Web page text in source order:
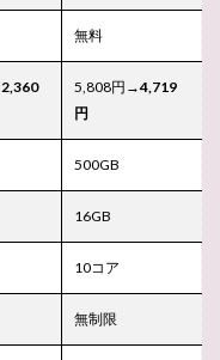
無料
2,360
5,808円→4,719
円
500GB
16GB
10コア
無制限